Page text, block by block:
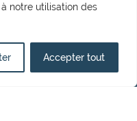
notre utilisation des
Accepter tout
Royal
Le Royal